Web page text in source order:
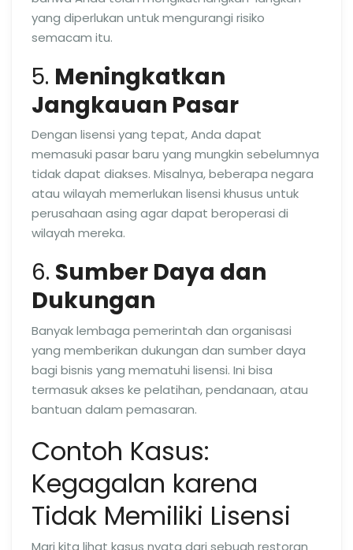
yang diperlukan untuk mengurangi risiko
semacam itu.
5. Meningkatkan
Jangkauan Pasar
Dengan lisensi yang tepat, Anda dapat
memasuki pasar baru yang mungkin sebelumnya
tidak dapat diakses. Misalnya, beberapa negara
atau wilayah memerlukan lisensi khusus untuk
perusahaan asing agar dapat beroperasi di
wilayah mereka.
6. Sumber Daya dan
Dukungan
Banyak lembaga pemerintah dan organisasi
yang memberikan dukungan dan sumber daya
bagi bisnis yang mematuhi lisensi. Ini bisa
termasuk akses ke pelatihan, pendanaan, atau
bantuan dalam pemasaran.
Contoh Kasus:
Kegagalan karena
Tidak Memiliki Lisensi
Mari kita lihat kasus nyata dari sebuah restoran